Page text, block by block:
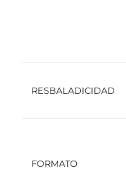
RESBALADICIDAD
FORMATO